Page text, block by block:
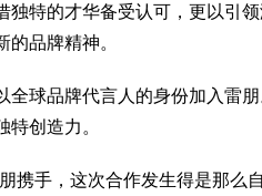
独特的才华备受认可，更以引
的品牌精神。
全球品牌代言人的身份加入雷
特创造力。
携手，这次合作发生得是那么